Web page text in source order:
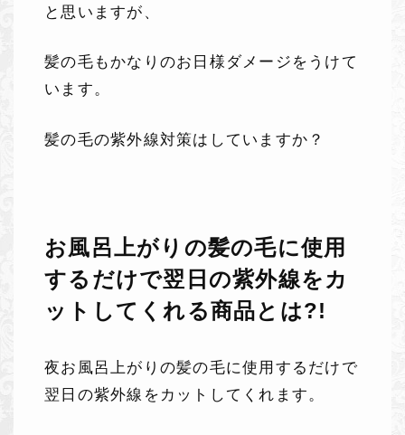
と思いますが、
髪の毛もかなりのお日様ダメージをうけて
います。
髪の毛の紫外線対策はしていますか？
お風呂上がりの髪の毛に使用
するだけで翌日の紫外線をカ
ットしてくれる商品とは?!
夜お風呂上がりの髪の毛に使用するだけで
翌日の紫外線をカットしてくれます。